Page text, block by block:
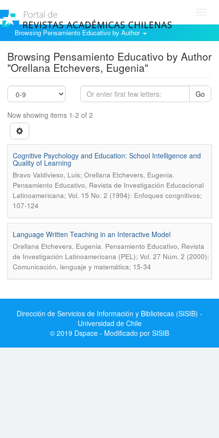
Browsing Pensamiento Educativo by Author
Browsing Pensamiento Educativo by Author
"Orellana Etchevers, Eugenia"
Go
Now showing items 1-2 of 2
Cognitive Psychology and Education: School Intelligence and
Quality of Learning
Bravo Valdivieso, Luis; Orellana Etchevers, Eugenia.
Pensamiento Educativo, Revista de Investigación Educacional
Latinoamericana; Vol. 15 No. 2 (1994): Enfoques congnitivos;
107-124
Language Written Teaching in an Interactive Model
Orellana Etchevers, Eugenia. Pensamiento Educativo, Revista
de Investigación Latinoamericana (PEL); Vol. 27 Núm. 2 (2000):
Comunicación, lenguaje y matemática; 15-34
Dirección de Servicios de Información y Bibliotecas (SISIB) -
Universidad de Chile
© 2019 Dspace - Modificado por SISIB